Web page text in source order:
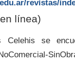
revistas/
línea)
Celehis se